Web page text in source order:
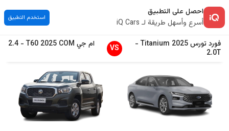
احصل على التطبيق
أسرع وأسهل طريقة لـ iQ Cars
استخدم التطبيق
فوردتورس2025
Titanium
-
2.0T
VS ام جي T60 2025 COM
-
2.4